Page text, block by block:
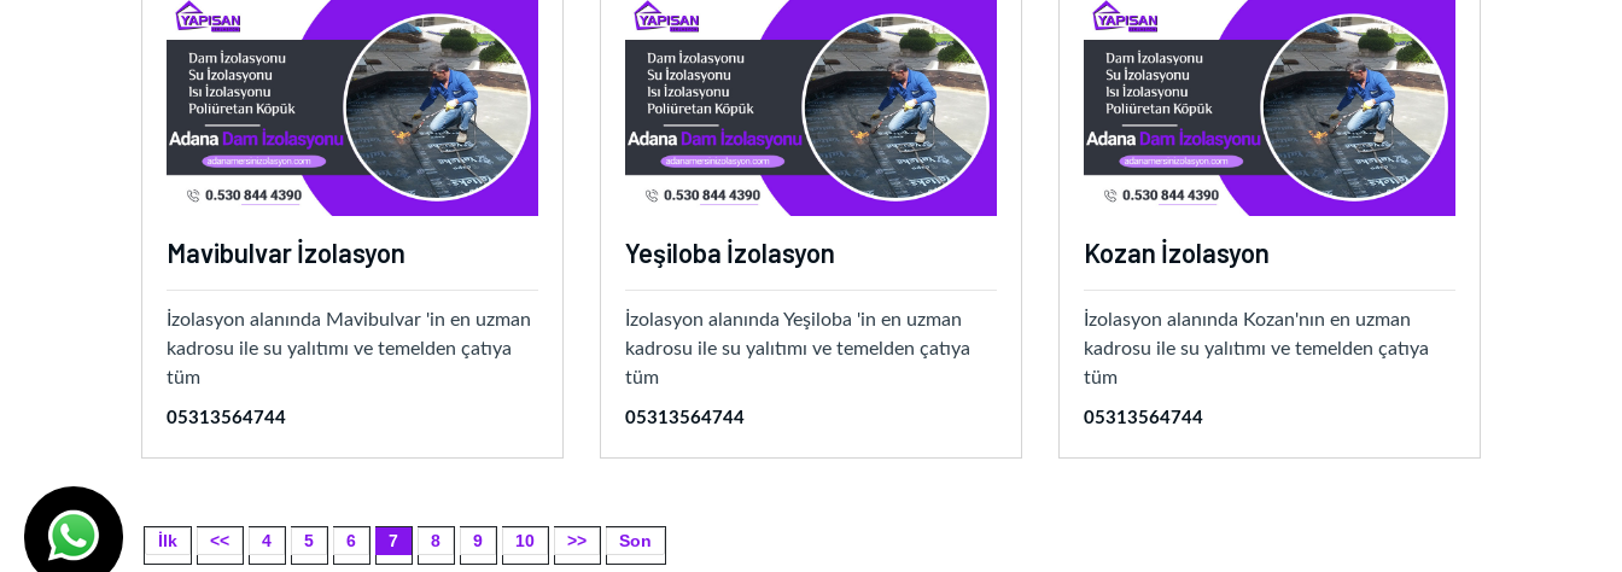
Mavibulvar İzolasyon
İzolasyon alanında Mavibulvar 'in en uzman
kadrosu ile su yalıtımı ve temelden çatıya
tüm
05313564744
Yeşiloba İzolasyon
İzolasyon alanında Yeşiloba 'in en uzman
kadrosu ile su yalıtımı ve temelden çatıya
tüm
05313564744
Kozan İzolasyon
İzolasyon alanında Kozan'nın en uzman
kadrosu ile su yalıtımı ve temelden çatıya
tüm
05313564744
İlk << 4 5 6 7 8 9 10 >> Son